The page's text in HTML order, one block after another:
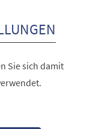
Sie sich damit